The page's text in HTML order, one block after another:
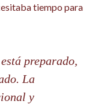
tiempo para
preparado,
La
y